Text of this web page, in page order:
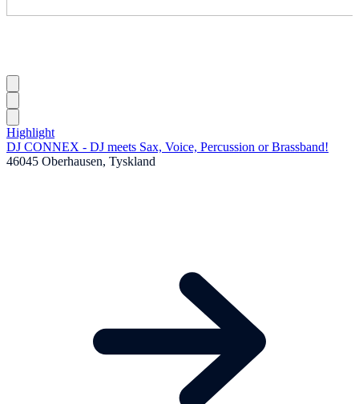
Highlight
DJ CONNEX - DJ meets Sax, Voice, Percussion or Brassband!
46045 Oberhausen, Tyskland